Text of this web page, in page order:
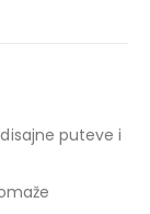
puteve i